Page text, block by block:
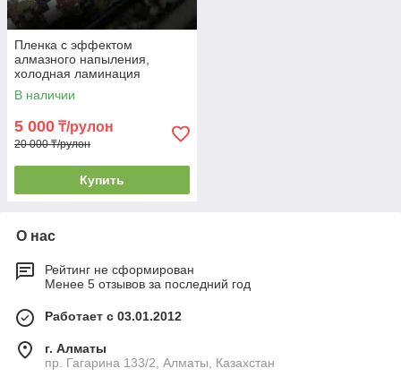
Пленка с эффектом
алмазного напыления,
холодная ламинация
В наличии
5 000 ₸/рулон
20 000 ₸/рулон
Купить
О нас
Рейтинг не сформирован
Менее 5 отзывов за последний год
Работает с 03.01.2012
г. Алматы
пр. Гагарина 133/2, Алматы, Казахстан